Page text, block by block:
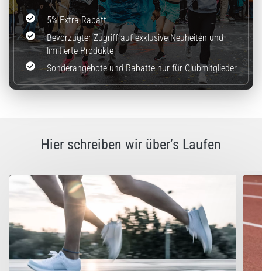
ist
ein
weit
verbreitetes
gesundheitliches
Problem,
…
Artikel
5% Extra-Rabatt
Bevorzugter Zugriff auf exklusive Neuheiten und
limitierte Produkte
Sonderangebote und Rabatte nur für Clubmitglieder
Hier schreiben wir über’s Laufen